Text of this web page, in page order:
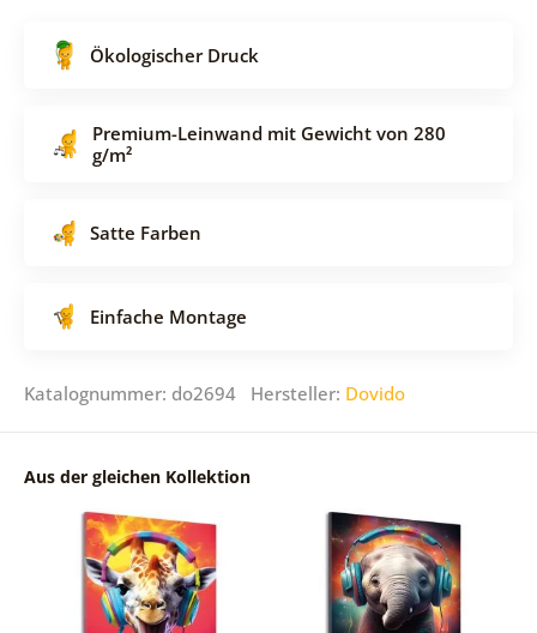
Ökologischer Druck
Premium-Leinwand mit Gewicht von 280
g/m²
Satte Farben
Einfache Montage
Katalognummer: do2694 Hersteller: Dovido
Aus der gleichen Kollektion